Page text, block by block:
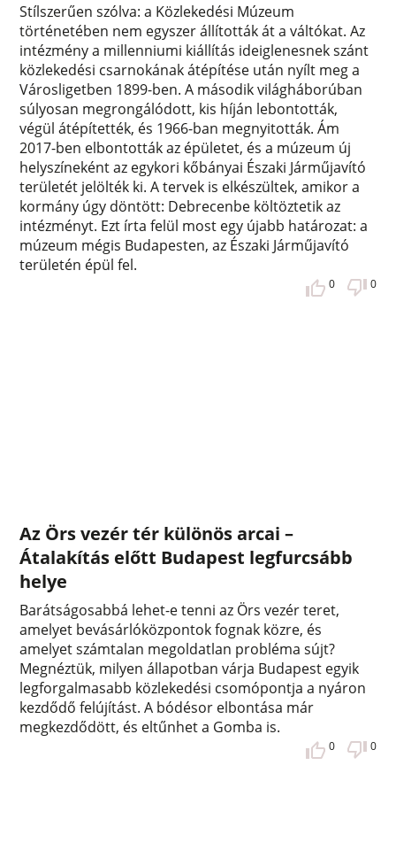
Stílszerűen szólva: a Közlekedési Múzeum
történetében nem egyszer állították át a váltókat. Az
intézmény a millenniumi kiállítás ideiglenesnek szánt
közlekedési csarnokának átépítése után nyílt meg a
Városligetben 1899-ben. A második világháborúban
súlyosan megrongálódott, kis híján lebontották,
végül átépítették, és 1966-ban megnyitották. Ám
2017-ben elbontották az épületet, és a múzeum új
helyszíneként az egykori kőbányai Északi Járműjavító
területét jelölték ki. A tervek is elkészültek, amikor a
kormány úgy döntött: Debrecenbe költöztetik az
intézményt. Ezt írta felül most egy újabb határozat: a
múzeum mégis Budapesten, az Északi Járműjavító
területén épül fel.
0 0
Az Örs vezér tér különös arcai –
Átalakítás előtt Budapest legfurcsább
helye
Barátságosabbá lehet-e tenni az Örs vezér teret,
amelyet bevásárlóközpontok fognak közre, és
amelyet számtalan megoldatlan probléma sújt?
Megnéztük, milyen állapotban várja Budapest egyik
legforgalmasabb közlekedési csomópontja a nyáron
kezdődő felújítást. A bódésor elbontása már
megkezdődött, és eltűnhet a Gomba is.
0 0